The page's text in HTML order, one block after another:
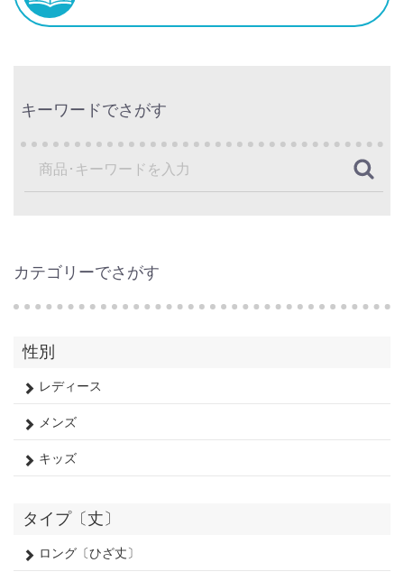
キーワードでさがす
カテゴリーでさがす
性別
レディース
メンズ
キッズ
タイプ〔丈〕
ロング〔ひざ丈〕